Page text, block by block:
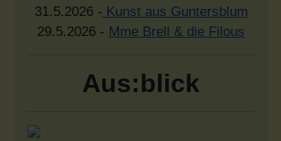
31.5.2026 - Kunst aus Guntersblum
29.5.2026 - Mme Brell & die Filous
Aus:blick